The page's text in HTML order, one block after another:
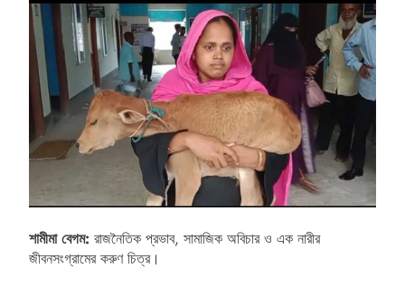
শামীমা বেগম: রাজনৈতিক প্রভাব, সামাজিক অবিচার ও এক নারীর
জীবনসংগ্রামের করুণ চিত্র।